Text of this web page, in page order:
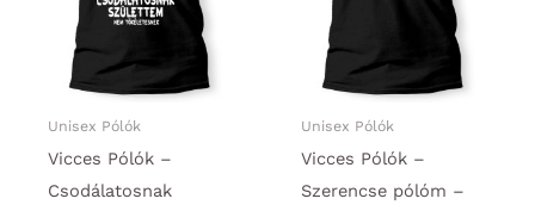
termékoldalon
választhatók
Unisex Pólók
Vicces Pólók –
Csodálatosnak
Unisex Pólók
Vicces Pólók –
Szerencse pólóm –